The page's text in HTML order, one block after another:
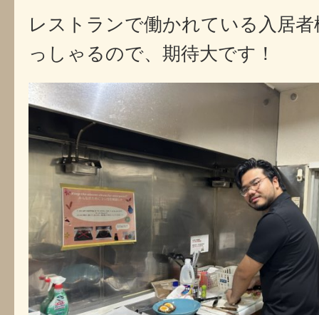
レストランで働かれている入居
っしゃるので、期待大です！